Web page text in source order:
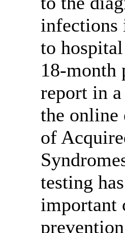
infections
to
18-month
report in
the online
of
testing
important